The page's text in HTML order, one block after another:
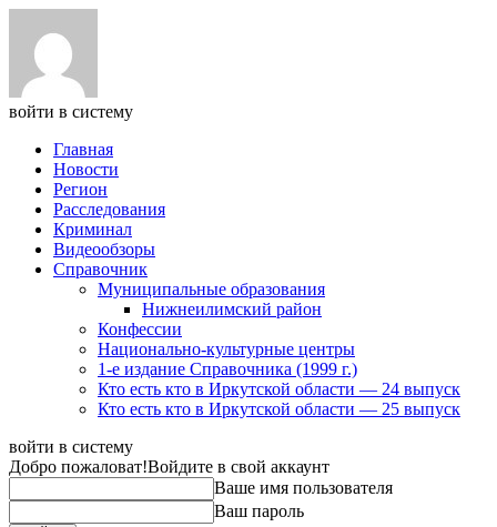
войти в систему
Главная
Новости
Регион
Расследования
Криминал
Видеообзоры
Справочник
Муниципальные образования
Нижнеилимский район
Конфессии
Национально-культурные центры
1-е издание Справочника (1999 г.)
Кто есть кто в Иркутской области — 24 выпуск
Кто есть кто в Иркутской области — 25 выпуск
войти в систему
Добро пожаловат!Войдите в свой аккаунт
Ваше имя пользователя
Ваш пароль